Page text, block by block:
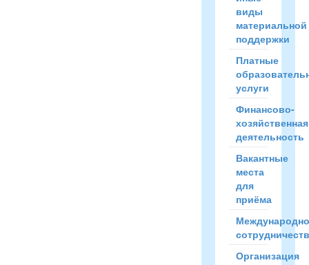
виды
материальной
поддержки
Платные
услуги
Финансово-
хозяйственная
деятельность
Вакантные
места
для
приёма
Организация